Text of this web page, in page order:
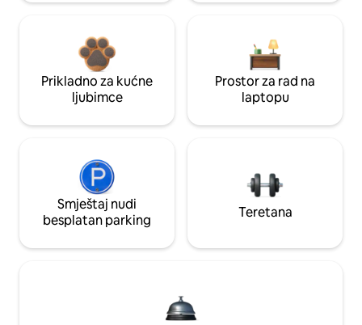
Prikladno za kućne
ljubimce
Prostor za rad na
laptopu
Smještaj nudi
besplatan parking
Teretana